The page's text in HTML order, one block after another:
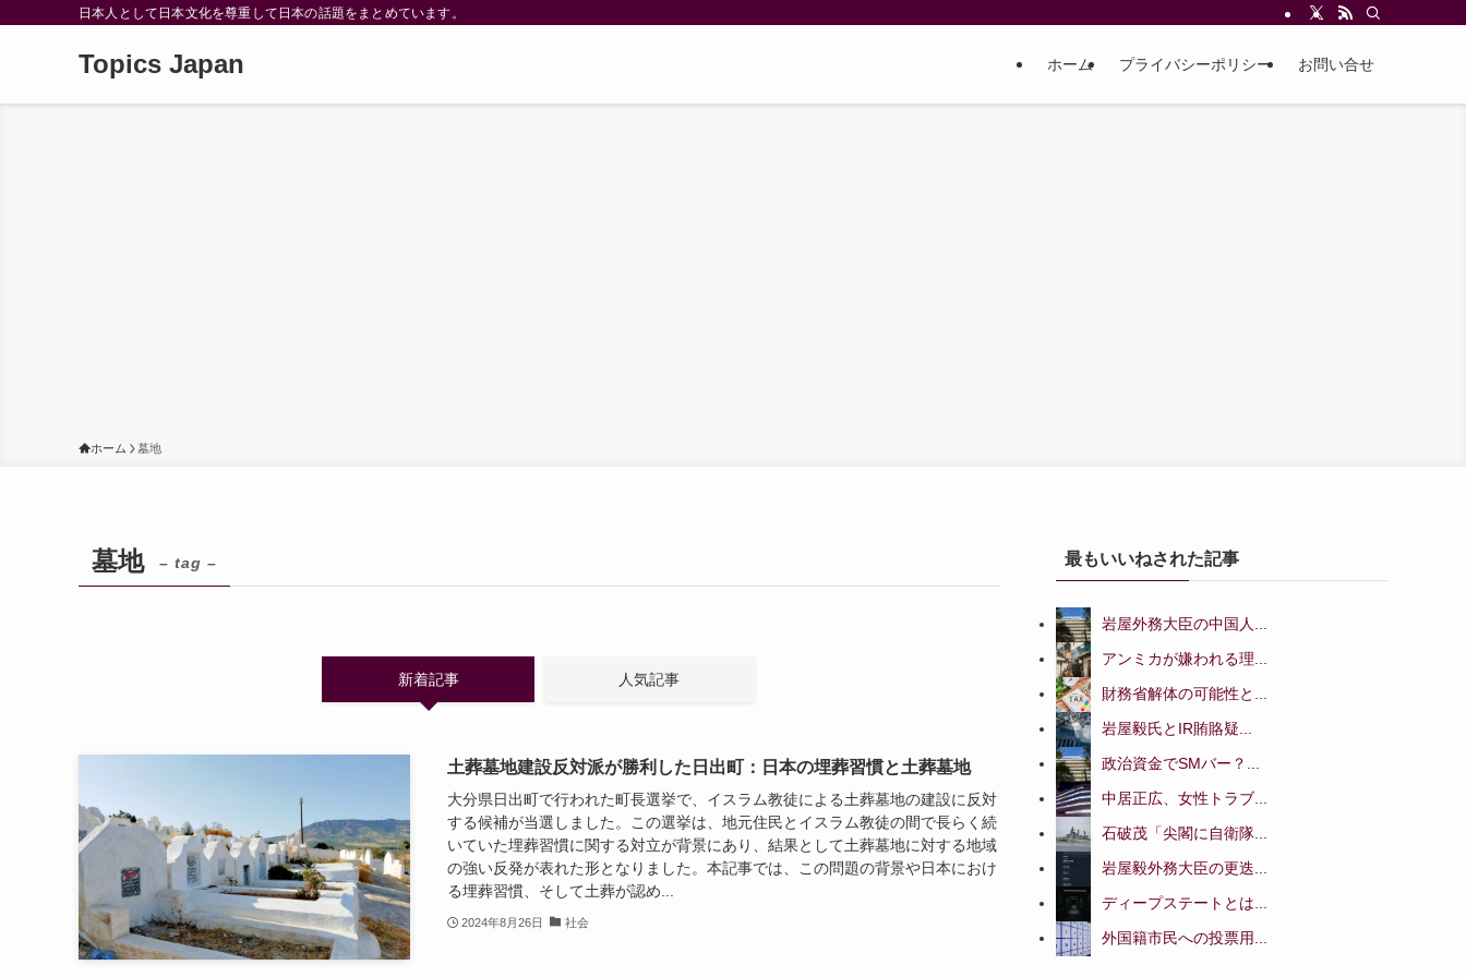
日本人として日本文化を尊重して日本の話題をまとめています。
Topics Japan ホーム プライバシーポリシー お問い合せ
ホーム 墓地
墓地 – tag –
新着記事 人気記事
土葬墓地建設反対派が勝利した日出町：日本の埋葬習慣と土葬墓地
大分県日出町で行われた町長選挙で、イスラム教徒による土葬墓地の建設に反対
する候補が当選しました。この選挙は、地元住民とイスラム教徒の間で長らく続
いていた埋葬習慣に関する対立が背景にあり、結果として土葬墓地に対する地域
の強い反発が表れた形となりました。本記事では、この問題の背景や日本におけ
る埋葬習慣、そして土葬が認め...
2024年8月26日 社会
最もいいねされた記事
岩屋外務大臣の中国人...
アンミカが嫌われる理...
財務省解体の可能性と...
岩屋毅氏とIR賄賂疑...
政治資金でSMバー？...
中居正広、女性トラブ...
石破茂「尖閣に自衛隊...
岩屋毅外務大臣の更迭...
ディープステートとは...
外国籍市民への投票用...